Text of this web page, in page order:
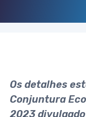
Os detalhes
Conjuntura
2023